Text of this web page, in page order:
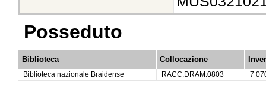
Posseduto
Biblioteca Collocazione
Biblioteca nazionale Braidense RACC.DRAM.0803 7